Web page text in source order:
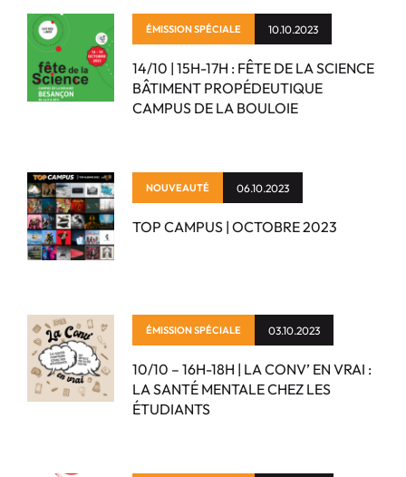
ÉMISSION SPÉCIALE 10.10.2023
14/10 | 15H-17H : FÊTE DE LA SCIENCE
BÂTIMENT PROPÉDEUTIQUE
CAMPUS DE LA BOULOIE
NOUVEAUTÉ 06.10.2023
TOP CAMPUS | OCTOBRE 2023
ÉMISSION SPÉCIALE 03.10.2023
10/10 – 16H-18H | LA CONV’ EN VRAI :
LA SANTÉ MENTALE CHEZ LES
ÉTUDIANTS